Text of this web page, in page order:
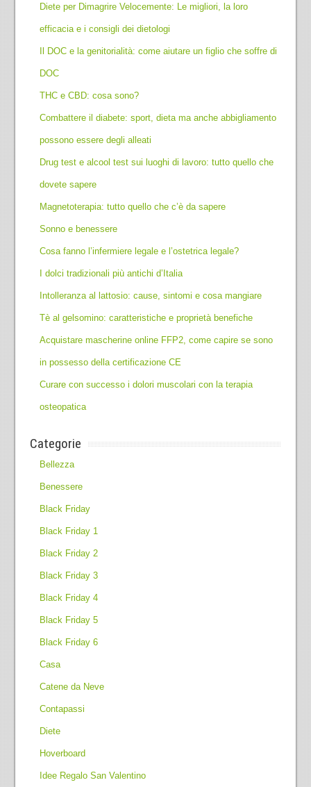
Diete per Dimagrire Velocemente: Le migliori, la loro
efficacia e i consigli dei dietologi
Il DOC e la genitorialità: come aiutare un figlio che soffre di
DOC
THC e CBD: cosa sono?
Combattere il diabete: sport, dieta ma anche abbigliamento
possono essere degli alleati
Drug test e alcool test sui luoghi di lavoro: tutto quello che
dovete sapere
Magnetoterapia: tutto quello che c’è da sapere
Sonno e benessere
Cosa fanno l’infermiere legale e l’ostetrica legale?
I dolci tradizionali più antichi d’Italia
Intolleranza al lattosio: cause, sintomi e cosa mangiare
Tè al gelsomino: caratteristiche e proprietà benefiche
Acquistare mascherine online FFP2, come capire se sono
in possesso della certificazione CE
Curare con successo i dolori muscolari con la terapia
osteopatica
Categorie
Bellezza
Benessere
Black Friday
Black Friday 1
Black Friday 2
Black Friday 3
Black Friday 4
Black Friday 5
Black Friday 6
Casa
Catene da Neve
Contapassi
Diete
Hoverboard
Idee Regalo San Valentino